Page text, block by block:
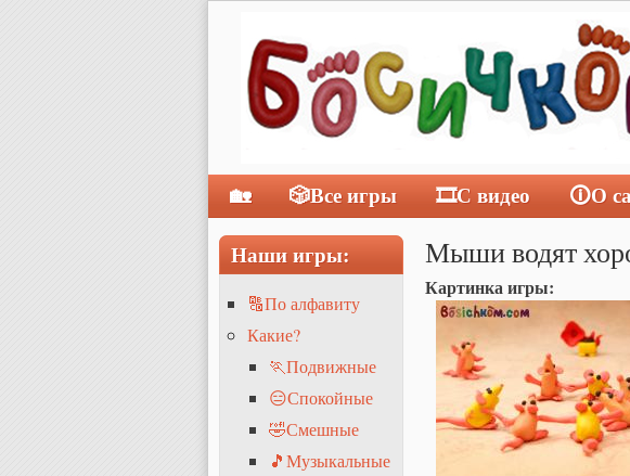
Мыши водят
Картинка игры:
Главное меню
🏡 🎲Все игры 🎞С видео
🛈О
Наши игры:
🔠По алфавиту
Какие?
🏃Подвижные
😑Спокойные
🤣Смешные
🎵Музыкальные